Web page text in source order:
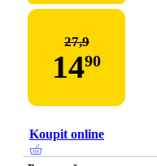
27,9
1490
Koupit online